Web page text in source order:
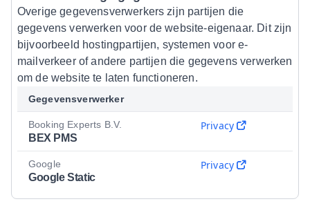
Overige gegevensverwerkers zijn partijen die
gegevens verwerken voor de website-eigenaar. Dit zijn
bijvoorbeeld hostingpartijen, systemen voor e-
mailverkeer of andere partijen die gegevens verwerken
om de website te laten functioneren.
Gegevensverwerker
Booking Experts B.V.
BEX PMS
Privacy
Google
Google Static
Privacy